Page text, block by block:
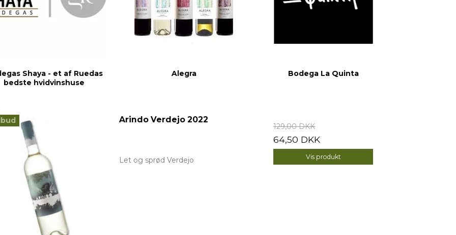
Shaya - et af Ruedas
bedste hvidvinshuse
Alegra Bodega La Quinta
Arindo Verdejo 2022
Let og sprød Verdejo
129,00 DKK
64,50 DKK
Vis produkt